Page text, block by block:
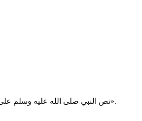
- نص النبي صلى الله عليه وسلم على أنها أفضل الأيام على الإطلاق: «إِنَّ أَفْضَلَ أَيَّامِ الدُّنْيَا الْعَشْرُ، قَالُوا: يَا رَسُولَ اللَّهِ: وَلا مِثْلُهُنَّ فِي سَبِيلِ اللَّهِ ؟ قَالَ: وَلا مِثْلُهُنَّ فِي سَبِيلِ اللَّهِ إِلا مَنْ عَفَّرَ وَجْهَهُ فِي التُّرَابِ».